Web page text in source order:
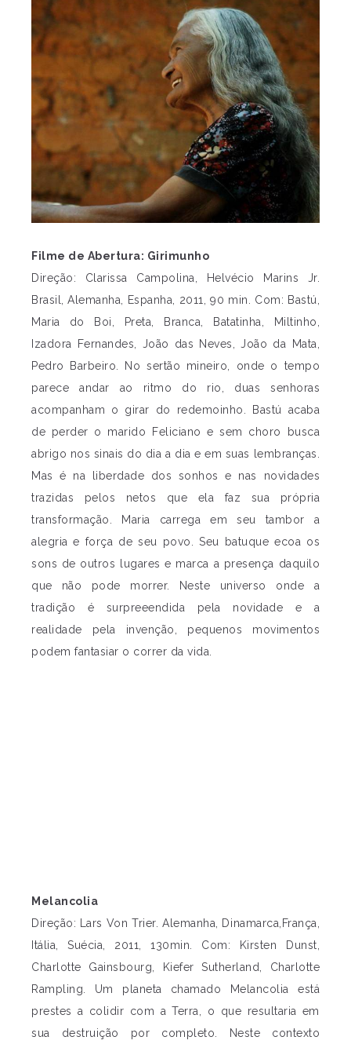
Filme de Abertura: Girimunho
Direção: Clarissa Campolina, Helvécio Marins Jr.
Brasil, Alemanha, Espanha, 2011, 90 min. Com: Bastú,
Maria do Boi, Preta, Branca, Batatinha, Miltinho,
Izadora Fernandes, João das Neves, João da Mata,
Pedro Barbeiro. No sertão mineiro, onde o tempo
parece andar ao ritmo do rio, duas senhoras
acompanham o girar do redemoinho. Bastú acaba
de perder o marido Feliciano e sem choro busca
abrigo nos sinais do dia a dia e em suas lembranças.
Mas é na liberdade dos sonhos e nas novidades
trazidas pelos netos que ela faz sua própria
transformação. Maria carrega em seu tambor a
alegria e força de seu povo. Seu batuque ecoa os
sons de outros lugares e marca a presença daquilo
que não pode morrer. Neste universo onde a
tradição é surpreeendida pela novidade e a
realidade pela invenção, pequenos movimentos
podem fantasiar o correr da vida.
Melancolia
Direção: Lars Von Trier. Alemanha, Dinamarca,França,
Itália, Suécia, 2011, 130min. Com: Kirsten Dunst,
Charlotte Gainsbourg, Kiefer Sutherland, Charlotte
Rampling. Um planeta chamado Melancolia está
prestes a colidir com a Terra, o que resultaria em
sua destruição por completo. Neste contexto